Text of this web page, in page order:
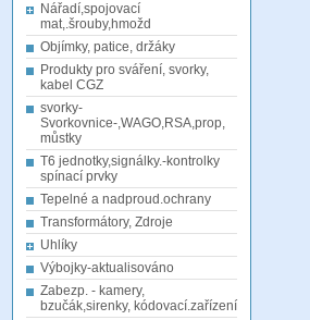
Nářadí,spojovací
mat,.šrouby,hmožd
Objímky, patice, držáky
Produkty pro sváření, svorky,
kabel CGZ
svorky-
Svorkovnice-,WAGO,RSA,prop,
můstky
T6 jednotky,signálky.-kontrolky
spínací prvky
Tepelné a nadproud.ochrany
Transformátory, Zdroje
Uhlíky
Výbojky-aktualisováno
Zabezp. - kamery,
bzučák,sirenky, kódovací.zařízení